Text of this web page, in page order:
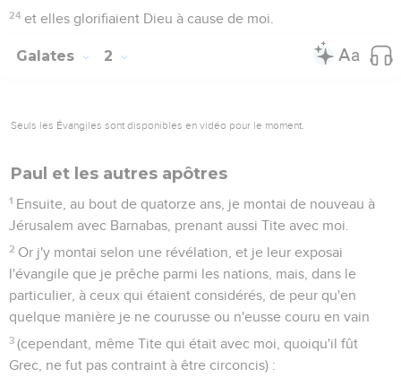
24 et elles glorifiaient Dieu à cause de moi.
Galates 2
Seuls les Évangiles sont disponibles en vidéo pour le moment.
Paul et les autres apôtres
1 Ensuite, au bout de quatorze ans, je montai de nouveau à
Jérusalem avec Barnabas, prenant aussi Tite avec moi.
2 Or j'y montai selon une révélation, et je leur exposai
l'évangile que je prêche parmi les nations, mais, dans le
particulier, à ceux qui étaient considérés, de peur qu'en
quelque manière je ne courusse ou n'eusse couru en vain
3 (cependant, même Tite qui était avec moi, quoiqu'il fût
Grec, ne fut pas contraint à être circoncis) :